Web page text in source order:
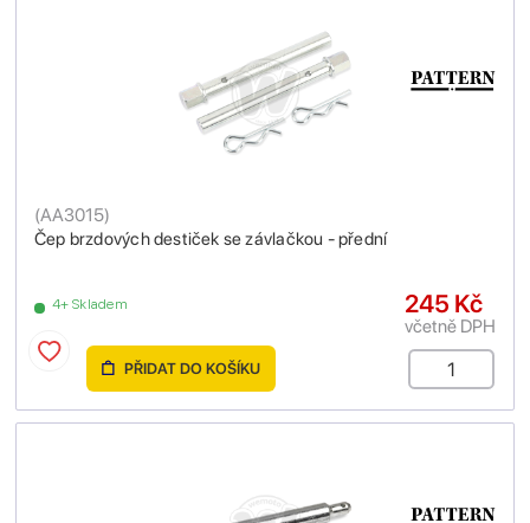
Čep brzdových destiček se závlačkou - přední
(AA3015)
4+ Skladem 245 Kč
včetně DPH
PŘIDAT DO KOŠÍKU